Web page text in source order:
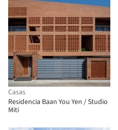
Casas
Residencia Baan You Yen / Studio
Miti